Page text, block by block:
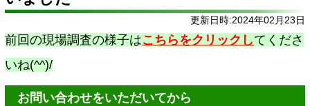
更新日時:2024年02月23日
前回の現場調査の様子はこちらをクリックしてくださ
いね(^^)/
お問い合わせをいただいてから